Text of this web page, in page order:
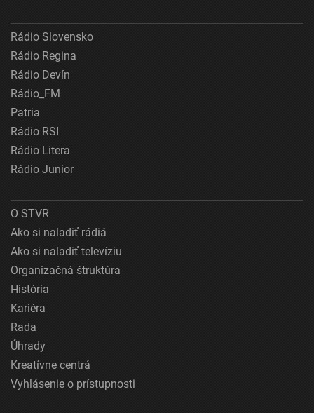
Rádio Slovensko
Rádio Regina
Rádio Devín
Rádio_FM
Patria
Rádio RSI
Rádio Litera
Rádio Junior
O STVR
Ako si naladiť rádiá
Ako si naladiť televíziu
Organizačná štruktúra
História
Kariéra
Rada
Úhrady
Kreatívne centrá
Vyhlásenie o prístupnosti